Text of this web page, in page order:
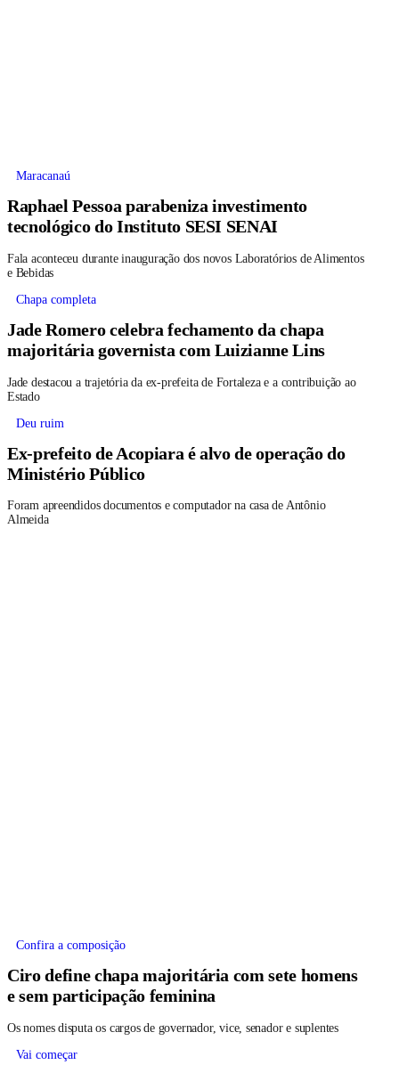
Maracanaú
Raphael Pessoa parabeniza investimento
tecnológico do Instituto SESI SENAI
Fala aconteceu durante inauguração dos novos Laboratórios de Alimentos
e Bebidas
Chapa completa
Jade Romero celebra fechamento da chapa
majoritária governista com Luizianne Lins
Jade destacou a trajetória da ex-prefeita de Fortaleza e a contribuição ao
Estado
Deu ruim
Ex-prefeito de Acopiara é alvo de operação do
Ministério Público
Foram apreendidos documentos e computador na casa de Antônio
Almeida
Confira a composição
Ciro define chapa majoritária com sete homens
e sem participação feminina
Os nomes disputa os cargos de governador, vice, senador e suplentes
Vai começar